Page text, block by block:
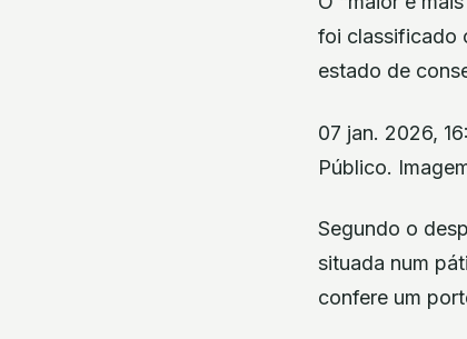
foi classificado
estado de
07 jan. 2026,
Público.
Segundo o
situada num
confere um